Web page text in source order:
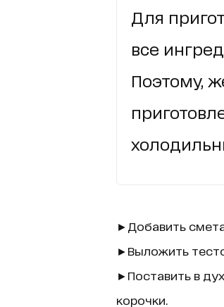
Для
все
Поэтому,
►Добавить
►Выложить
►Поставить в
корочки.